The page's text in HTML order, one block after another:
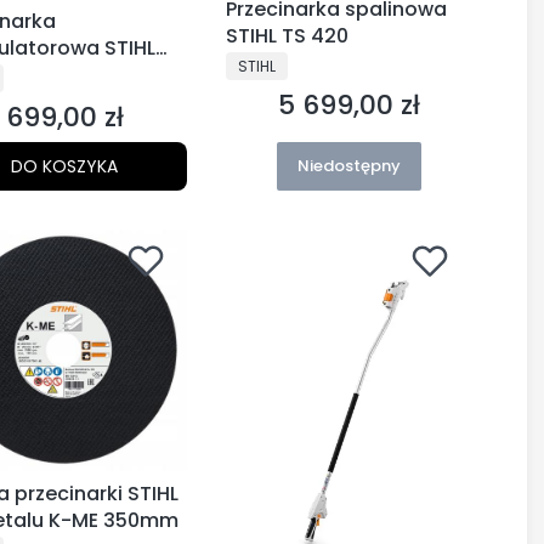
STIHL
z akumulatorem
AL 1
Cena
699,00 zł
DO KOSZYKA
Przecinarka spalinowa
STIHL TS 420
PRODUCENT
STIHL
Cena
5 699,00 zł
Niedostępny
przecinarki STIHL
K-ME 350mm